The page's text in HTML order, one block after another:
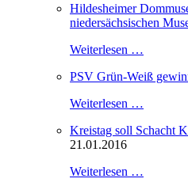
Hildesheimer
niedersächsischen
Weiterlesen …
PSV Grün-Weiß
Weiterlesen …
Kreistag soll Schacht
21.01.2016
Weiterlesen …